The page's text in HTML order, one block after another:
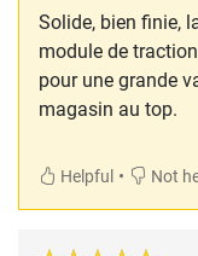
Solide, bien finie,
module de
pour une grande
magasin au top.
Helpful • Not